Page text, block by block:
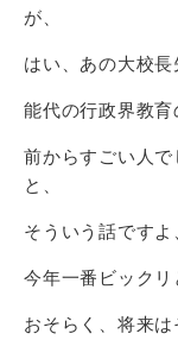
が、
はい、あの大校長
能代の行政界教育
前からすごい人
と、
そういう話ですよ
今年一番ビックリ
おそらく、将来